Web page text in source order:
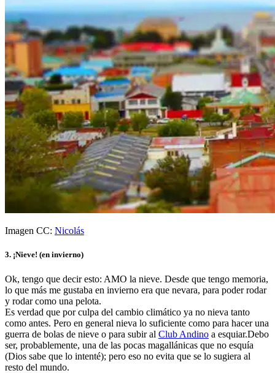
Imagen CC: Nicolás
3. ¡Nieve! (en invierno)
Ok, tengo que decir esto: AMO la nieve. Desde que tengo memoria,
lo que más me gustaba en invierno era que nevara, para poder rodar
y rodar como una pelota.
Es verdad que por culpa del cambio climático ya no nieva tanto
como antes. Pero en general nieva lo suficiente como para hacer una
guerra de bolas de nieve o para subir al Club Andino a esquiar.Debo
ser, probablemente, una de las pocas magallánicas que no esquía
(Dios sabe que lo intenté); pero eso no evita que se lo sugiera al
resto del mundo.